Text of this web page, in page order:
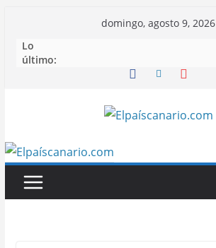
contenido
domingo, agosto 9, 2026
Lo
último: